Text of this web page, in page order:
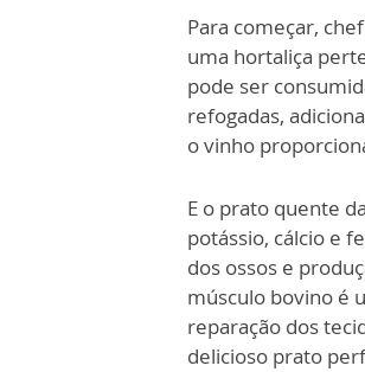
Para começar,
uma hortaliça
pode ser
refogadas,
o vinho
E o prato quente
potássio, cálcio e
dos ossos e
músculo bovino é
reparação dos
delicioso prato